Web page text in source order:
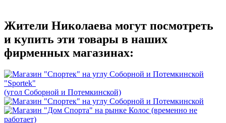
Жители Николаева могут посмотреть
и купить эти товары в наших
фирменных магазинах:
"Sportek"
(угол Соборной и Потемкинской)